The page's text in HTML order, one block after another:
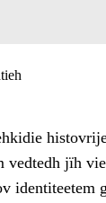
jïh